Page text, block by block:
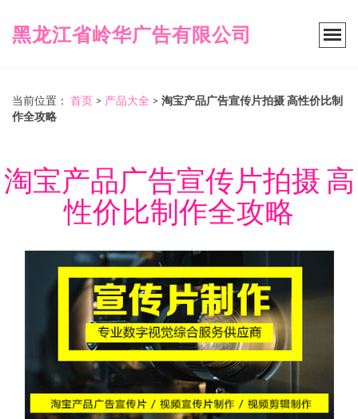
黑龙江省岭华广告有限公司
当前位置： 首页 > 产品大全 > 淘宝产品广告宣传片拍摄 高性价比制
作全攻略
淘宝产品广告宣传片拍摄 高
性价比制作全攻略